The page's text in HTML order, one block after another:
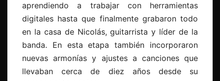
aprendiendo a trabajar con herramientas
digitales hasta que finalmente grabaron todo
en la casa de Nicolás, guitarrista y líder de la
banda. En esta etapa también incorporaron
nuevas armonías y ajustes a canciones que
llevaban cerca de diez años desde su